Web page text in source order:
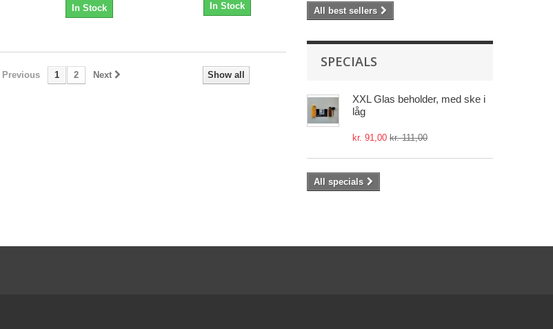
In Stock In Stock
Show all
Previous 1 2 Next
All best sellers
SPECIALS
XXL Glas beholder, med ske i
låg
kr. 91,00 kr. 111,00
All specials